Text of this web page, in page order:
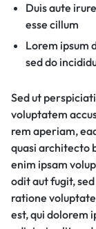
Duis aute
esse cillum
Lorem ipsum
sed do
Sed ut
voluptatem
rem aperiam,
quasi architecto
enim ipsam
odit aut fugit,
ratione
est, qui dolorem